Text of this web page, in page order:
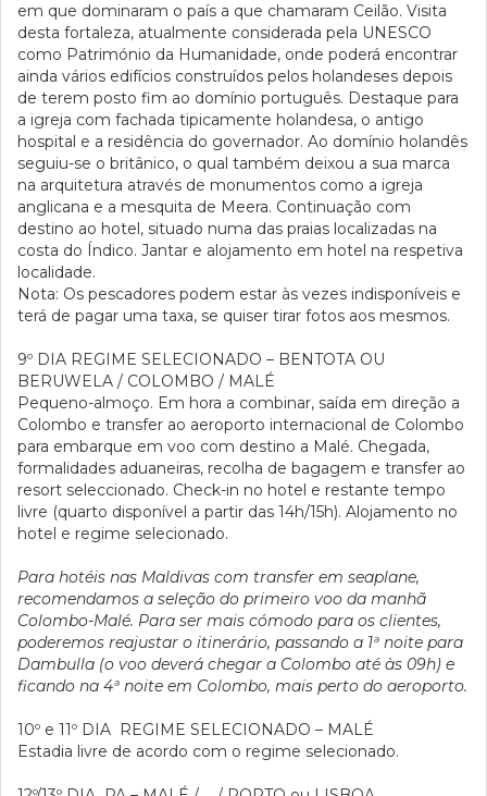
em que dominaram o país a que chamaram Ceilão. Visita
desta fortaleza, atualmente considerada pela UNESCO
como Património da Humanidade, onde poderá encontrar
ainda vários edifícios construídos pelos holandeses depois
de terem posto fim ao domínio português. Destaque para
a igreja com fachada tipicamente holandesa, o antigo
hospital e a residência do governador. Ao domínio holandês
seguiu-se o britânico, o qual também deixou a sua marca
na arquitetura através de monumentos como a igreja
anglicana e a mesquita de Meera. Continuação com
destino ao hotel, situado numa das praias localizadas na
costa do Índico. Jantar e alojamento em hotel na respetiva
localidade.
Nota: Os pescadores podem estar às vezes indisponíveis e
terá de pagar uma taxa, se quiser tirar fotos aos mesmos.
9º DIA REGIME SELECIONADO – BENTOTA OU
BERUWELA / COLOMBO / MALÉ
Pequeno-almoço. Em hora a combinar, saída em direção a
Colombo e transfer ao aeroporto internacional de Colombo
para embarque em voo com destino a Malé. Chegada,
formalidades aduaneiras, recolha de bagagem e transfer ao
resort seleccionado. Check-in no hotel e restante tempo
livre (quarto disponível a partir das 14h/15h). Alojamento no
hotel e regime selecionado.
Para hotéis nas Maldivas com transfer em seaplane,
recomendamos a seleção do primeiro voo da manhã
Colombo-Malé. Para ser mais cómodo para os clientes,
poderemos reajustar o itinerário, passando a 1ª noite para
Dambulla (o voo deverá chegar a Colombo até às 09h) e
ficando na 4ª noite em Colombo, mais perto do aeroporto.
10º e 11º DIA REGIME SELECIONADO – MALÉ
Estadia livre de acordo com o regime selecionado.